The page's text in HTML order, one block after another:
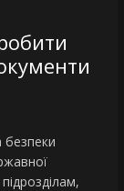
безпеки